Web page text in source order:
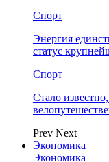
Спорт
Энергия
статус
Спорт
Стало
Prev Next
Экономика
Экономика